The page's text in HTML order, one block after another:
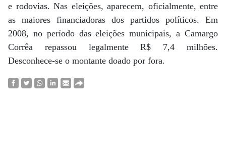
e rodovias. Nas eleições, aparecem, oficialmente, entre
as maiores financiadoras dos partidos políticos. Em
2008, no período das eleições municipais, a Camargo
Corrêa repassou legalmente R$ 7,4 milhões.
Desconhece-se o montante doado por fora.